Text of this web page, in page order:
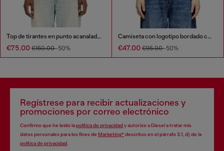
Top de tirantes en punto acanalado con capas
€75.00 €150.00-50%
Camiseta con logotipo bordado con abertura
€47.00 €95.00-50%
Regístrese para recibir actualizaciones y
promociones por correo electrónico
Confirmo que he leído lapolítica de privacidady autorizo a Diesel a tratar mis
datos personales para los fines de Marketing*descritos en el párrafo 3.1, d) de la
política de privacidad